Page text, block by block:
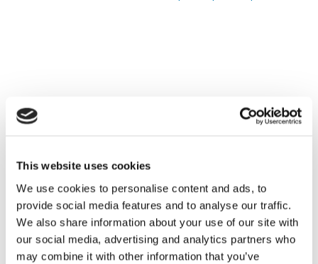
This website uses cookies
We use cookies to personalise content and ads, to
provide social media features and to analyse our traffic.
We also share information about your use of our site with
our social media, advertising and analytics partners who
may combine it with other information that you’ve
17 personnes – 9 chambres